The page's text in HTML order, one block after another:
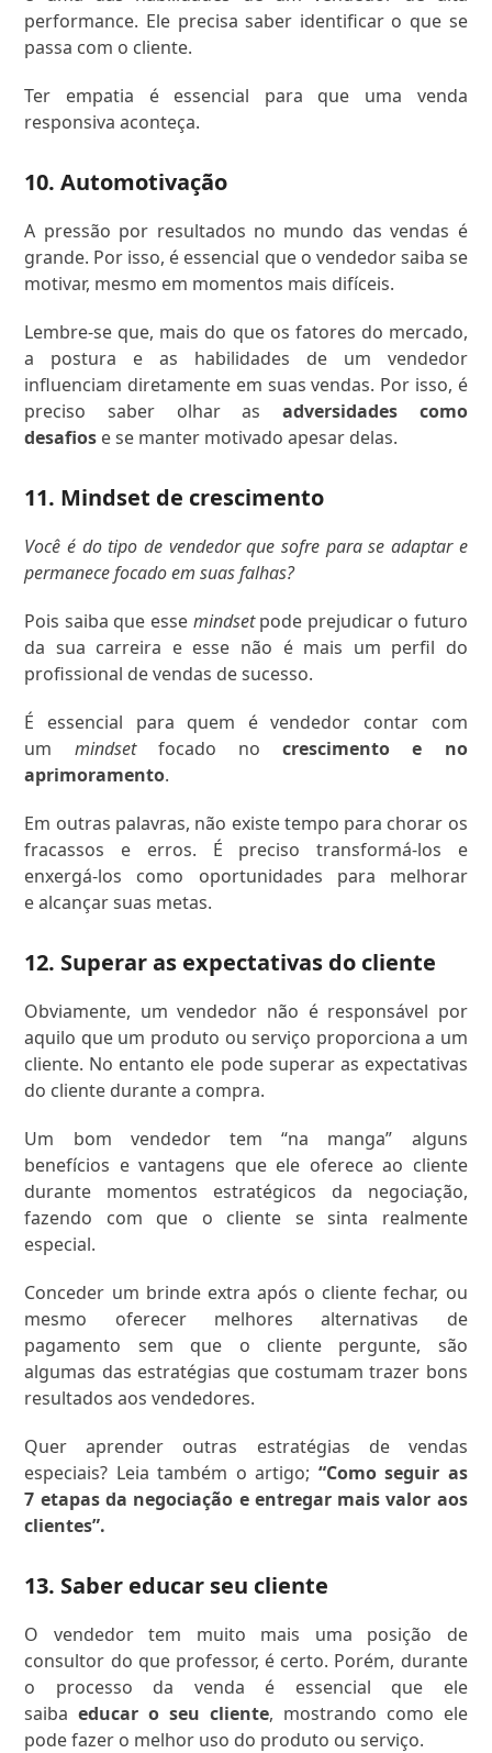
performance. Ele precisa saber identificar o que se
passa com o cliente.
Ter empatia é essencial para que uma venda
responsiva aconteça.
10. Automotivação
A pressão por resultados no mundo das vendas é
grande. Por isso, é essencial que o vendedor saiba se
motivar, mesmo em momentos mais difíceis.
Lembre-se que, mais do que os fatores do mercado,
a postura e as habilidades de um vendedor
influenciam diretamente em suas vendas. Por isso, é
preciso saber olhar as adversidades como
desafios e se manter motivado apesar delas.
11. Mindset de crescimento
Você é do tipo de vendedor que sofre para se adaptar e
permanece focado em suas falhas?
Pois saiba que esse mindsetpode prejudicar o futuro
da sua carreira e esse não é mais um perfil do
profissional de vendas de sucesso.
É essencial para quem é vendedor contar com
um mindsetfocado nocrescimento e no
aprimoramento.
Em outras palavras, não existe tempo para chorar os
fracassos e erros. É preciso transformá-los e
enxergá-los como oportunidades para melhorar
e alcançar suas metas.
12. Superar as expectativas do cliente
Obviamente, um vendedor não é responsável por
aquilo que um produto ou serviço proporciona a um
cliente. No entanto ele pode superar as expectativas
do cliente durante a compra.
Um bom vendedor tem “na manga” alguns
benefícios e vantagens que ele oferece ao cliente
durante momentos estratégicos da negociação,
fazendo com que o cliente se sinta realmente
especial.
Conceder um brinde extra após o cliente fechar, ou
mesmo oferecer melhores alternativas de
pagamento sem que o cliente pergunte, são
algumas das estratégias que costumam trazer bons
resultados aos vendedores.
Quer aprender outras estratégias de vendas
especiais? Leia também o artigo; “Como seguir as
7 etapas da negociação e entregar mais valor aos
clientes”.
13. Saber educar seu cliente
O vendedor tem muito mais uma posição de
consultor do que professor, é certo. Porém, durante
o processo da venda é essencial que ele
saibaeducar o seu cliente, mostrando como ele
pode fazer o melhor uso do produto ou serviço.